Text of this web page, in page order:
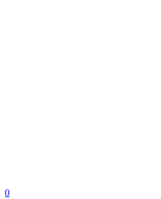
0